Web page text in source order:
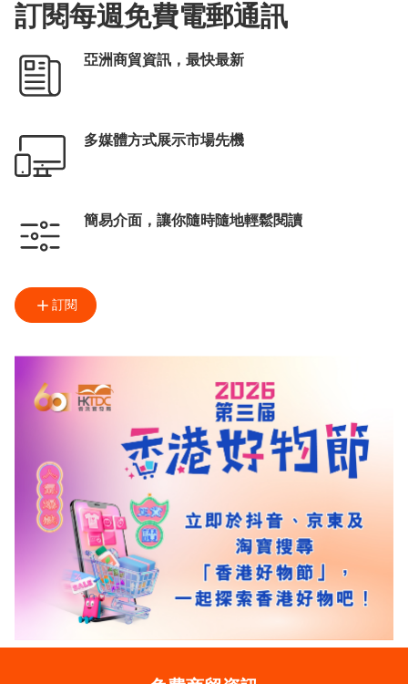
訂閱每週免費電郵通訊
亞洲商貿資訊，最快最新
多媒體方式展示市場先機
簡易介面，讓你隨時隨地輕鬆閱讀
訂閱